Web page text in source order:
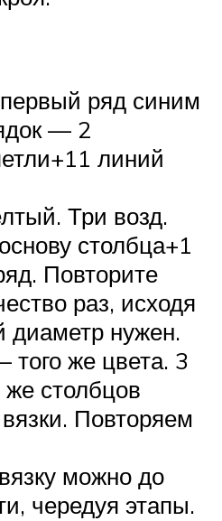
ряд синим
— 2
линий
Три возд.
столбца+1
Повторите
раз, исходя
диаметр нужен.
же цвета. 3
же столбцов
Повторяем
можно до
чередуя этапы.